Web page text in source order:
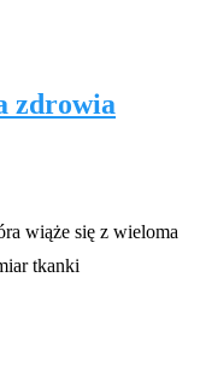
zdrowia
wiąże się z wieloma
tkanki